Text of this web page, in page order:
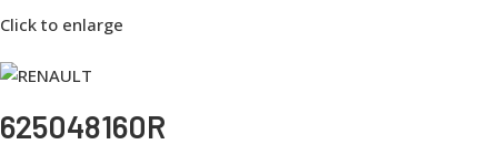
Click to enlarge
625048160R